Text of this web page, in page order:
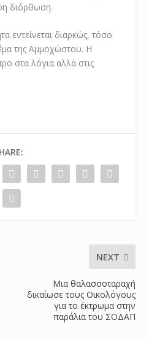
διόρθωση.
εντείνεται διαρκώς, τόσο
της Αμμοχώστου. Η
στα λόγια αλλά στις
NEXT
Μια θαλασσοταραχή
δικαίωσε τους Οικολόγους
για το έκτρωμα στην
παράλια του ΣΟΔΑΠ